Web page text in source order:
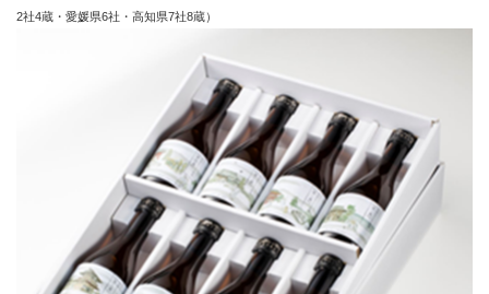
2社4蔵・愛媛県6社・高知県7社8蔵）